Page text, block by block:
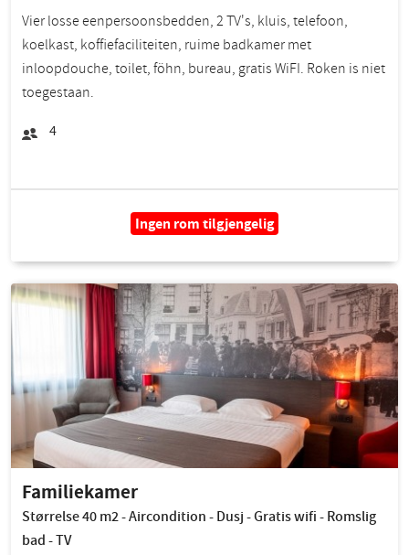
Vier losse eenpersoonsbedden, 2 TV's, kluis, telefoon,
koelkast, koffiefaciliteiten, ruime badkamer met
inloopdouche, toilet, föhn, bureau, gratis WiFI. Roken is niet
toegestaan.
4
Ingen rom tilgjengelig
Familiekamer
Størrelse 40 m2 - Aircondition - Dusj - Gratis wifi - Romslig
bad - TV